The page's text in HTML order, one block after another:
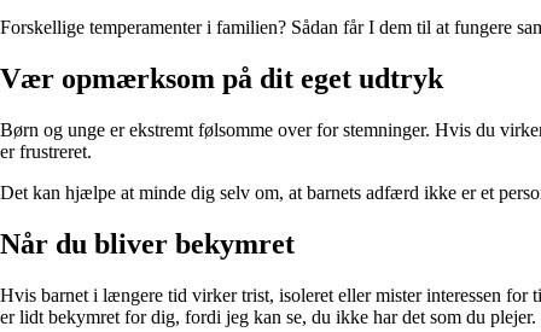
Forskellige temperamenter i familien? Sådan får I dem til at fungere
Vær opmærksom på dit eget udtryk
Børn og unge er ekstremt følsomme over for stemninger. Hvis du
er frustreret.
Det kan hjælpe at minde dig selv om, at barnets adfærd ikke er et
Når du bliver bekymret
Hvis barnet i længere tid virker trist, isoleret eller mister interessen for
er lidt bekymret for dig, fordi jeg kan se, du ikke har det som du